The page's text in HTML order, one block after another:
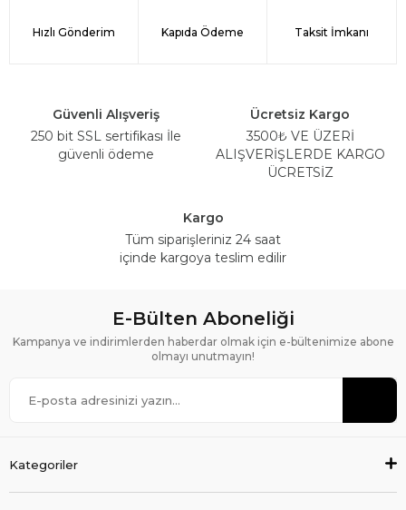
Hızlı Gönderim Kapıda Ödeme Taksit İmkanı
Güvenli Alışveriş
250 bit SSL sertifikası İle
güvenli ödeme
Ücretsiz Kargo
3500₺ VE ÜZERİ
ALIŞVERİŞLERDE KARGO
ÜCRETSİZ
Kargo
Tüm siparişleriniz 24 saat
içinde kargoya teslim edilir
E-Bülten Aboneliği
Kampanya ve indirimlerden haberdar olmak için e-bültenimize abone
olmayı unutmayın!
Kategoriler